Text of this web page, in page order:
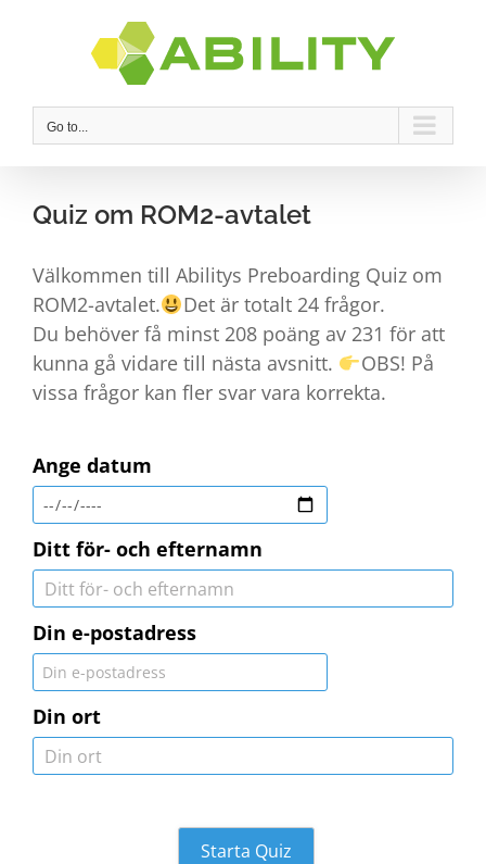
Go to...
Quiz om ROM2-avtalet
Välkommen till Abilitys Preboarding Quiz om
ROM2-avtalet.
Det är totalt 24 frågor.
Du behöver få minst 208 poäng av 231 för att
kunna gå vidare till nästa avsnitt.
OBS! På
vissa frågor kan fler svar vara korrekta.
Ange datum
Ditt för- och efternamn
Din e-postadress
Din ort
Starta Quiz